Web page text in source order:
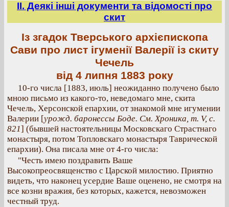
ІІ. Деякі інші документи та відомості про
скит
Із згадок Тверського архієпископа
Сави про лист ігуменії Валерії із скиту
Чечель
від 4 липня 1883 року
10-го числа [1883, июль] неожиданно получено было
мною письмо из какого-то, неведомаго мне, скита
Чечель, Херсонской епархии, от знакомой мне игумении
Валерии [урожд. баронессы Боде. См. Хроника, т. V, с.
821] (бывшей настоятельницы Московскаго Страстнаго
монастыря, потом Топловскаго монастыря Таврической
епархии). Она писала мне от 4-го числа:
"Честь имею поздравить Ваше
Высокопреосвященство с Царской милостию. Приятно
видеть, что наконец усердие Ваше оценено, не смотря на
все козни вражия, без которых, кажется, невозможен
честный труд.